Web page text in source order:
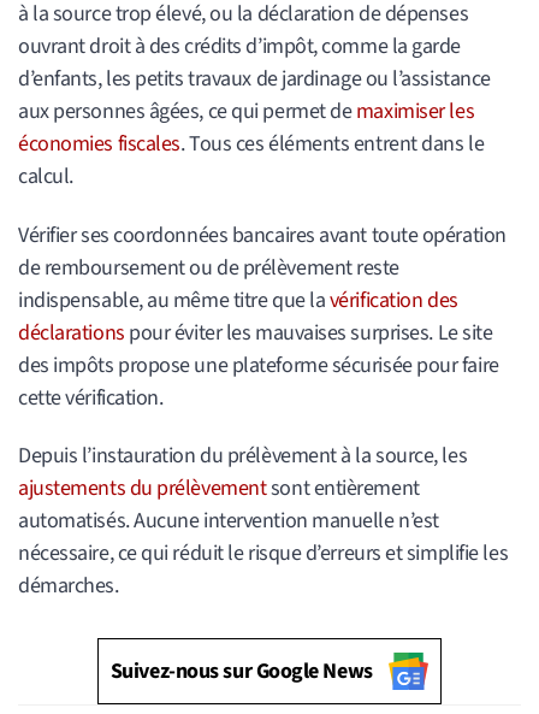
à la source trop élevé, ou la déclaration de dépenses
ouvrant droit à des crédits d’impôt, comme la garde
d’enfants, les petits travaux de jardinage ou l’assistance
aux personnes âgées, ce qui permet demaximiser les
économies fiscales. Tous ces éléments entrent dans le
calcul.
Vérifier ses coordonnées bancaires avant toute opération
de remboursement ou de prélèvement reste
indispensable, au même titre que lavérification des
déclarations pour éviter les mauvaises surprises. Le site
des impôts propose une plateforme sécurisée pour faire
cette vérification.
Depuis l’instauration du prélèvement à la source, les
ajustements du prélèvementsont entièrement
automatisés. Aucune intervention manuelle n’est
nécessaire, ce qui réduit le risque d’erreurs et simplifie les
démarches.
Suivez-nous sur Google News